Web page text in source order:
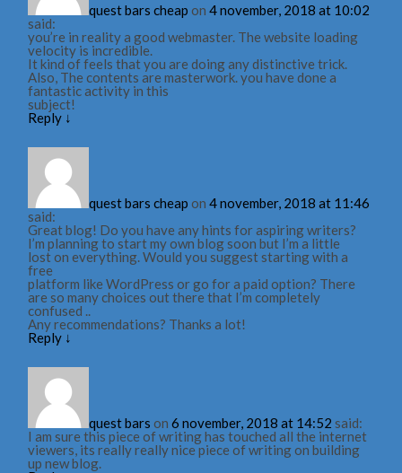
quest bars cheap on4 november, 2018 at 10:02
said:
you’re in reality a good webmaster. The website loading
velocity is incredible.
It kind of feels that you are doing any distinctive trick.
Also, The contents are masterwork. you have done a
fantastic activity in this
subject!
Reply ↓
quest bars cheap on4 november, 2018 at 11:46
said:
Great blog! Do you have any hints for aspiring writers?
I’m planning to start my own blog soon but I’m a little
lost on everything. Would you suggest starting with a
free
platform like WordPress or go for a paid option? There
are so many choices out there that I’m completely
confused ..
Any recommendations? Thanks a lot!
Reply ↓
quest bars on6 november, 2018 at 14:52 said:
I am sure this piece of writing has touched all the internet
viewers, its really really nice piece of writing on building
up new blog.